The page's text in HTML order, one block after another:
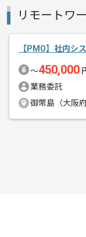
リモートワ
【PMO】社内シ
〜450,000
業務委託
御幣島（大阪府